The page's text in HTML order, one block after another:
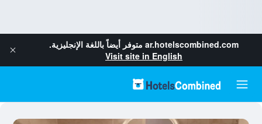
ar.hotelscombined.com متوفر أيضاً باللغة الإنجليزية.
Visit site in English